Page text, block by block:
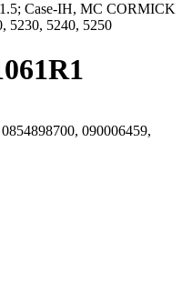
Case-IH, MC CORMICK
5230, 5240, 5250
090006459,